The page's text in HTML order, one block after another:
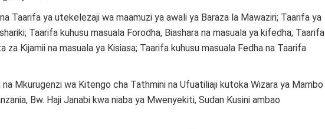
Taarifa ya utekelezaji wa maamuzi ya awali ya Baraza la Mawaziri; Taarifa ya
Taarifa kuhusu masuala Forodha, Biashara na masuala ya kifedha; Taarifa
za Kijamii na masuala ya Kisiasa; Taarifa kuhusu masuala Fedha na Taarifa
Mkurugenzi wa Kitengo cha Tathmini na Ufuatiliaji kutoka Wizara ya Mambo
Bw. Haji Janabi kwa niaba ya Mwenyekiti, Sudan Kusini ambao